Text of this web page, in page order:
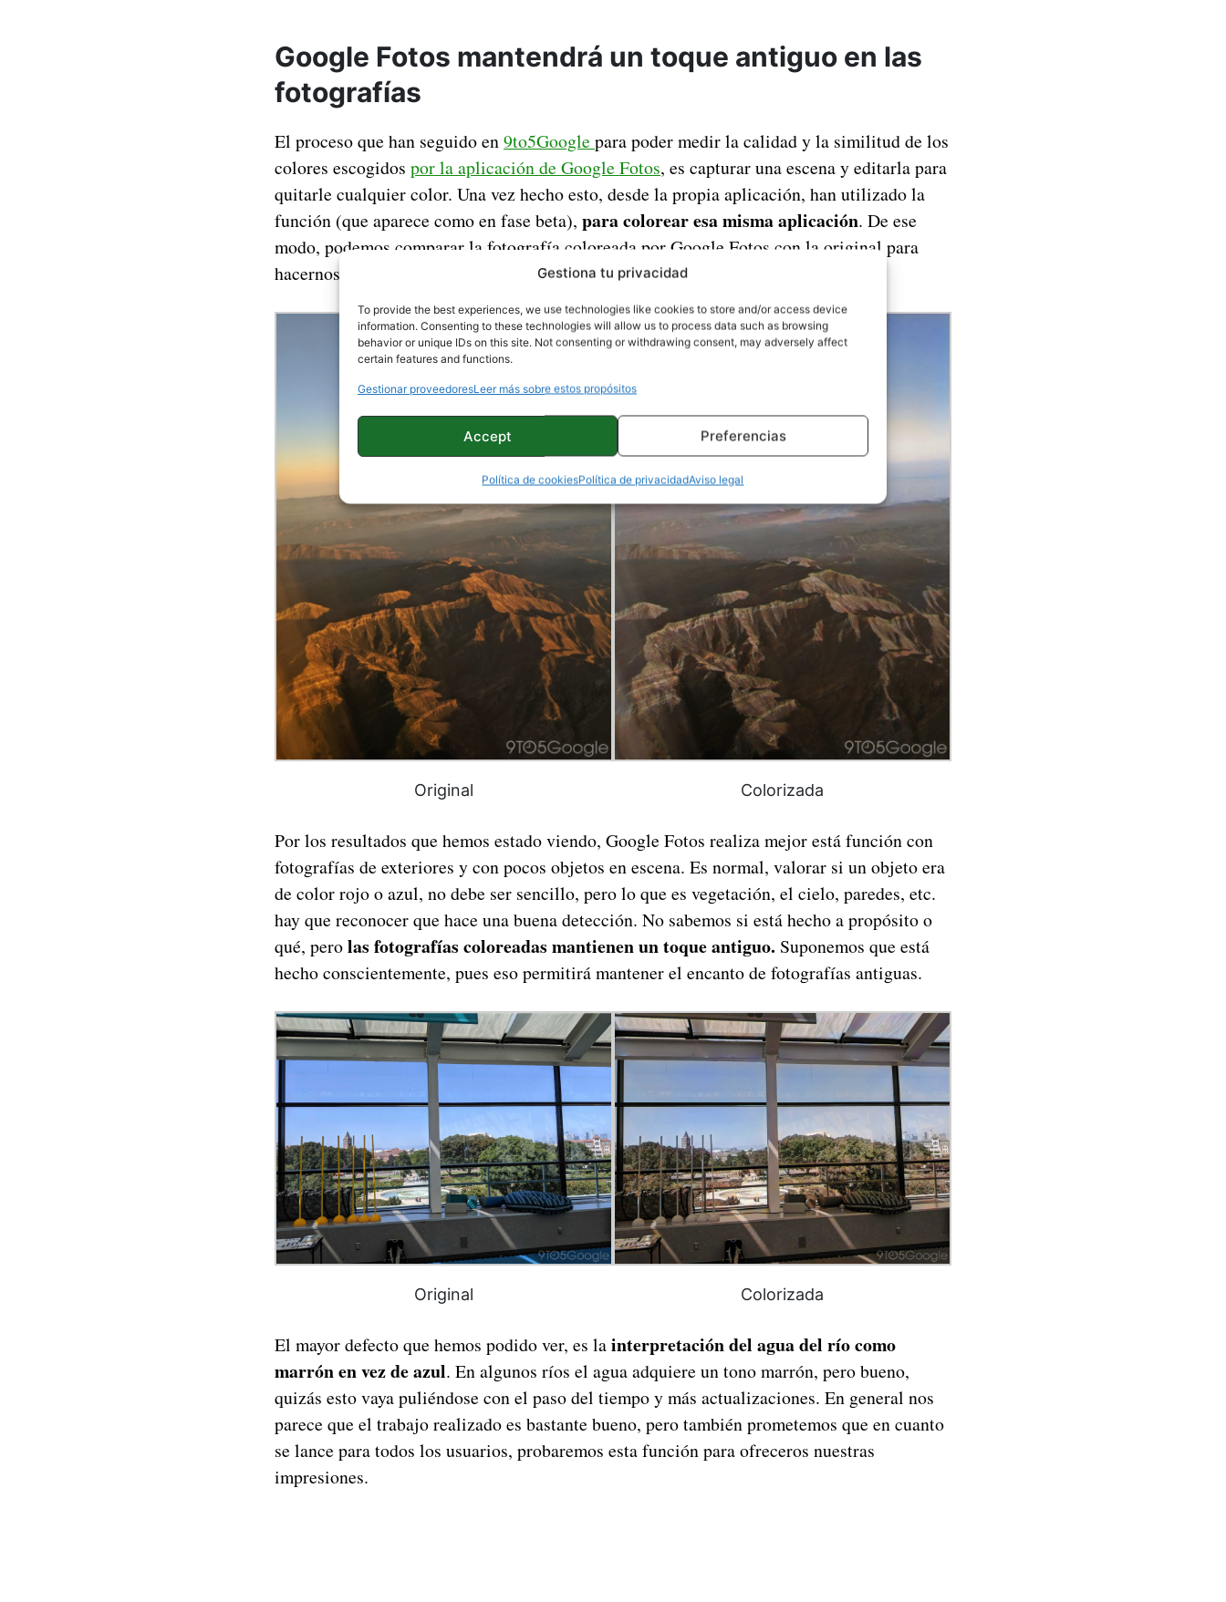
Gestiona tu privacidad
To provide the best experiences, we use technologies like cookies to store and/or access device
information. Consenting to these technologies will allow us to process data such as browsing
behavior or unique IDs on this site. Not consenting or withdrawing consent, may adversely affect
certain features and functions.
Gestionar proveedoresLeer más sobre estos propósitos
Accept Preferencias
Política de cookiesPolítica de privacidadAviso legal
Google Fotos mantendrá un toque antiguo en las
fotografías
El proceso que han seguido en9to5Google para poder medir la calidad y la similitud de los
colores escogidos por la aplicación de Google Fotos, es capturar una escena y editarla para
quitarle cualquier color. Una vez hecho esto, desde la propia aplicación, han utilizado la
función (que aparece como en fase beta), para colorear esa misma aplicación. De ese
modo, podemos comparar la fotografía coloreada por Google Fotos con la original para
hacernos una idea de la interpretación de colores que tendrá.
Original Colorizada
Por los resultados que hemos estado viendo, Google Fotos realiza mejor está función con
fotografías de exteriores y con pocos objetos en escena. Es normal, valorar si un objeto era
de color rojo o azul, no debe ser sencillo, pero lo que es vegetación, el cielo, paredes, etc.
hay que reconocer que hace una buena detección. No sabemos si está hecho a propósito o
qué, perolas fotografías coloreadas mantienen un toque antiguo. Suponemos que está
hecho conscientemente, pues eso permitirá mantener el encanto de fotografías antiguas.
Original Colorizada
El mayor defecto que hemos podido ver, es lainterpretación del agua del río como
marrón en vez de azul. En algunos ríos el agua adquiere un tono marrón, pero bueno,
quizás esto vaya puliéndose con el paso del tiempo y más actualizaciones. En general nos
parece que el trabajo realizado es bastante bueno, pero también prometemos que en cuanto
se lance para todos los usuarios, probaremos esta función para ofreceros nuestras
impresiones.